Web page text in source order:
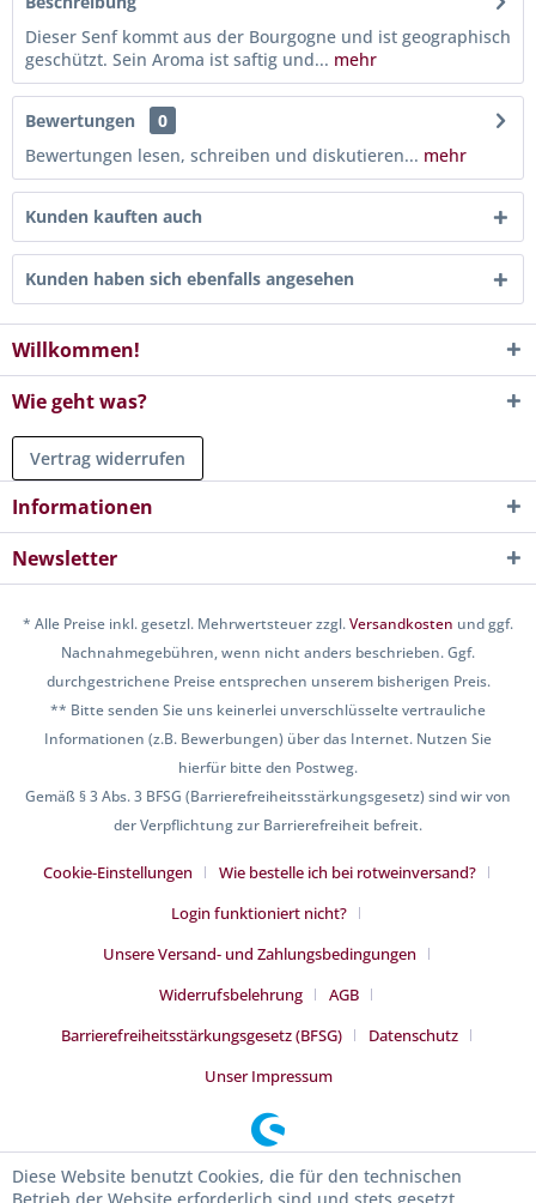
Dieser Senf kommt aus der Bourgogne und ist geographisch
geschützt. Sein Aroma ist saftig und... mehr
Bewertungen
0
Bewertungen lesen, schreiben und diskutieren... mehr
Kunden kauften auch
Kunden haben sich ebenfalls angesehen
Willkommen!
Wie geht was?
Vertrag widerrufen
Informationen
Newsletter
* Alle Preise inkl. gesetzl. Mehrwertsteuer zzgl.Versandkosten und ggf.
Nachnahmegebühren, wenn nicht anders beschrieben. Ggf.
durchgestrichene Preise entsprechen unserem bisherigen Preis.
** Bitte senden Sie uns keinerlei unverschlüsselte vertrauliche
Informationen (z.B. Bewerbungen) über das Internet. Nutzen Sie
hierfür bitte den Postweg.
Gemäß § 3 Abs. 3 BFSG (Barrierefreiheitsstärkungsgesetz) sind wir von
der Verpflichtung zur Barrierefreiheit befreit.
Cookie-Einstellungen
Wie bestelle ich bei rotweinversand?
Login funktioniert nicht?
Unsere Versand- und Zahlungsbedingungen
Widerrufsbelehrung
AGB
Barrierefreiheitsstärkungsgesetz (BFSG)
Datenschutz
Unser Impressum
Diese Website benutzt Cookies, die für den technischen